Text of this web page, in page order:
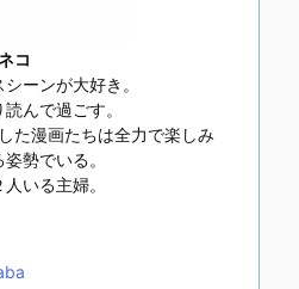
コ
ーンが大好き。
んで過ごす。
た漫画たちは全力で楽しみ
勢でいる。
いる主婦。